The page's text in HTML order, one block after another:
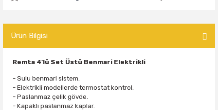
Ürün Bilgisi
Remta 4'lü Set Üstü Benmari Elektrikli
- Sulu benmari sistem.
- Elektrikli modellerde termostat kontrol.
- Paslanmaz çelik gövde.
- Kapaklı paslanmaz kaplar.